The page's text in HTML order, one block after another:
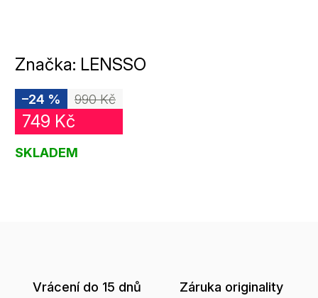
Značka: LENSSO
990 Kč
–24 %
749 Kč
SKLADEM
Vrácení do 15 dnů Záruka originality